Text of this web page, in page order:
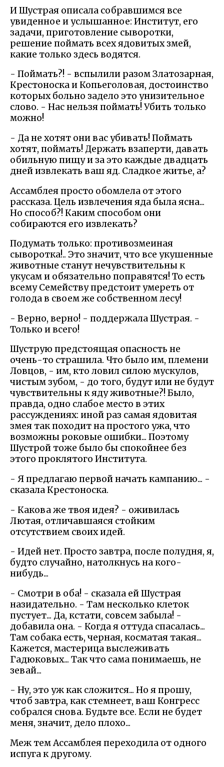
И Шустрая описала собравшимся все
увиденное и услышанное: Институт, его
задачи, приготовление сыворотки,
решение поймать всех ядовитых змей,
какие только здесь водятся.
- Поймать?! - вспылили разом Златозарная,
Крестоноска и Копьеголовая, достоинство
которых больно задело это унизительное
слово. - Нас нельзя поймать! Убить только
можно!
- Да не хотят они вас убивать! Поймать
хотят, поймать! Держать взаперти, давать
обильную пищу и за это каждые двадцать
дней извлекать ваш яд. Сладкое житье, а?
Ассамблея просто обомлела от этого
рассказа. Цель извлечения яда была ясна...
Но способ?! Каким способом они
собираются его извлекать?
Подумать только: противозмеиная
сыворотка!.. Это значит, что все укушенные
животные станут нечувствительны к
укусам и обязательно поправятся! То есть
всему Семейству предстоит умереть от
голода в своем же собственном лесу!
- Верно, верно! - поддержала Шустрая. -
Только и всего!
Шуструю предстоящая опасность не
очень-то страшила. Что было им, племени
Ловцов, - им, кто ловил силою мускулов,
чистым зубом, - до того, будут или не будут
чувствительны к яду животные?! Было,
правда, одно слабое место в этих
рассуждениях: иной раз самая ядовитая
змея так походит на простого ужа, что
возможны роковые ошибки... Поэтому
Шустрой тоже было бы спокойнее без
этого проклятого Института.
- Я предлагаю первой начать кампанию... -
сказала Крестоноска.
- Какова же твоя идея? - оживилась
Лютая, отличавшаяся стойким
отсутствием своих идей.
- Идей нет. Просто завтра, после полудня, я,
будто случайно, натолкнусь на кого-
нибудь...
- Смотри в оба! - сказала ей Шустрая
назидательно. - Там несколько клеток
пустует... Да, кстати, совсем забыла! -
добавила она. - Когда я оттуда спасалась...
Там собака есть, черная, косматая такая...
Кажется, мастерица выслеживать
Гадюковых... Так что сама понимаешь, не
зевай...
- Ну, это уж как сложится... Но я прошу,
чтоб завтра, как стемнеет, ваш Конгресс
собрался снова. Будьте все. Если не будет
меня, значит, дело плохо...
Меж тем Ассамблея переходила от одного
испуга к другому.